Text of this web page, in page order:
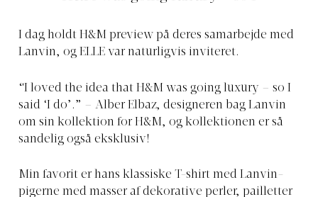
I dag holdt H&M preview på deres samarbejde med
Lanvin, og ELLE var naturligvis inviteret.
“I loved the idea that H&M was going luxury – so I
said ‘I do’.” – Alber Elbaz, designeren bag Lanvin
om sin kollektion for H&M, og kollektionen er så
sandelig også eksklusiv!
Min favorit er hans klassiske T-shirt med Lanvin-
pigerne med masser af dekorative perler, pailletter